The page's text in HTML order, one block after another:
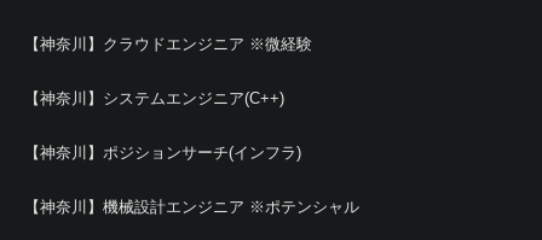
【神奈川】クラウドエンジニア ※微経験
【神奈川】システムエンジニア(C++)
【神奈川】ポジションサーチ(インフラ)
【神奈川】機械設計エンジニア ※ポテンシャル